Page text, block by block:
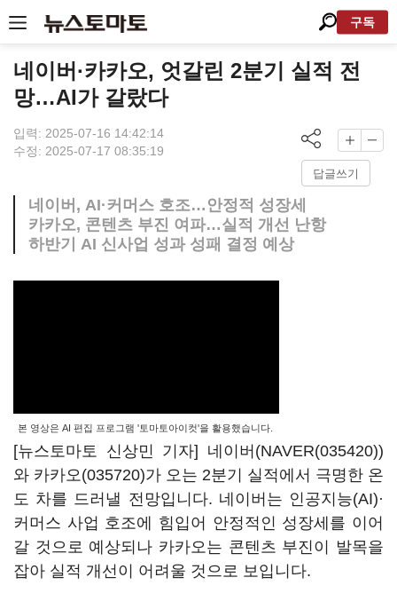
구독
네이버·카카오, 엇갈린 2분기 실적 전
망…AI가 갈랐다
입력: 2025-07-16 14:42:14
수정: 2025-07-17 08:35:19
답글쓰기
네이버, AI·커머스 호조…안정적 성장세
카카오, 콘텐츠 부진 여파…실적 개선 난항
하반기 AI 신사업 성과 성패 결정 예상
본 영상은 AI 편집 프로그램 '토마토아이컷'을 활용했습니다.
[뉴스토마토 신상민 기자] 네이버(NAVER(035420))
와 카카오(035720)가 오는 2분기 실적에서 극명한 온
도 차를 드러낼 전망입니다. 네이버는 인공지능(AI)·
커머스 사업 호조에 힘입어 안정적인 성장세를 이어
갈 것으로 예상되나 카카오는 콘텐츠 부진이 발목을
잡아 실적 개선이 어려울 것으로 보입니다.